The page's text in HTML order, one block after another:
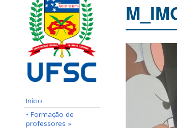
Início
• Formação de
professores »